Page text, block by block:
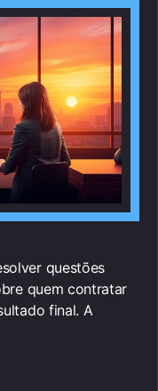
questões
quem contratar
final. A